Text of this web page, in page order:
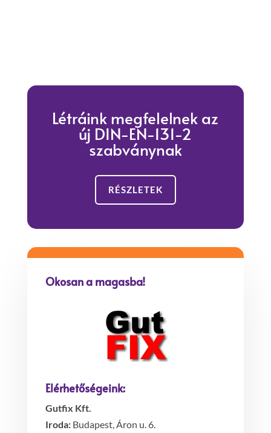
Létráink megfelelnek az
új DIN-EN-131-2
szabványnak
RÉSZLETEK
Okosan a magasba!
Elérhetőségeink:
Gutfix Kft.
Iroda:Budapest, Áron u. 6.